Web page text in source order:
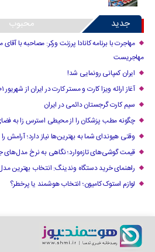
جدید محبوب
مهاجرت با برنامه کانادا پرزنت ورکر: مصاحبه با
مهاجریست
ایران کمپانی رونمایی شد!
آغاز ارائه ویزا کارت و مستر کارت در ایران از شهریور ۱۴۰۱
سیم کارت گرجستان دائمی در ایران
چگونه مطب پزشکان را از محیطی استرس زا به
وقتی هیوندای شما به بهترین‌ها نیاز دارد؛ آرامش را
قیمت گوشی‌های تازه‌وارد؛ نگاهی به نرخ مدل‌های
راهنمای خرید دستگاه وندینگ: انتخاب بهترین
لوازم استوک کامیون؛ انتخاب هوشمند یا پرخطر؟